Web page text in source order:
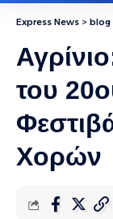
Express News > blog
του
Χορών